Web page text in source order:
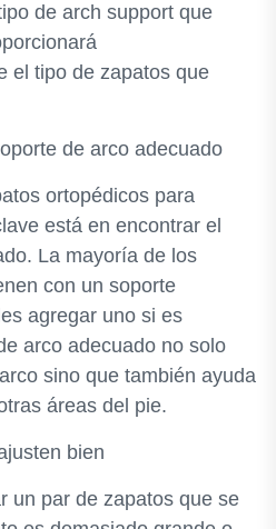
de arch support que
el tipo de zapatos que
de arco adecuado
ortopédicos para
está en encontrar el
La mayoría de los
con un soporte
agregar uno si es
arco adecuado no solo
sino que también ayuda
áreas del pie.
bien
un par de zapatos que se